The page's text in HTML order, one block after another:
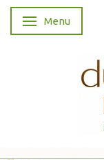
Skifte navigation
Menu